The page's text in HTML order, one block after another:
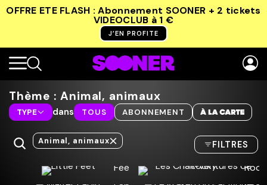
OFFRE ETE FLASH : Abonnement SOONER + 2 tickets
VIDEOCLUB à 1 €
J’EN PROFITE
Thème : Animal, animaux
TYPE dans TOUS ABONNEMENT
Animal, animaux FILTRES